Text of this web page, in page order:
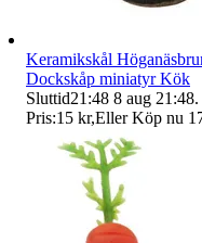
Keramikskål
Dockskåp miniatyr Kök
Sluttid21:48 8 aug 21:48.
Pris:15 kr,Eller Köp nu